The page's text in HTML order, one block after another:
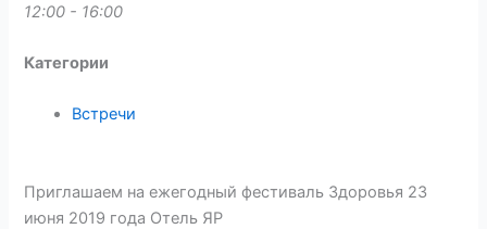
12:00 - 16:00
Категории
Встречи
Приглашаем на ежегодный фестиваль Здоровья 23
июня 2019 года Отель ЯР